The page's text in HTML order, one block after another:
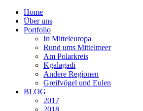
Home
Über uns
Portfolio
In Mitteleuropa
Rund ums Mittelmeer
Am Polarkreis
Kgalagadi
Andere Regionen
Greifvögel und Eulen
BLOG
2017
2018